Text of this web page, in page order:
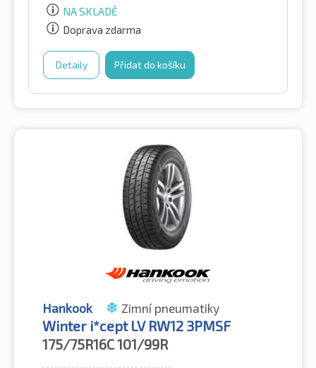
NA SKLADĚ
Doprava zdarma
Detaily Přidat do košíku
Hankook Zimní pneumatiky
Winter i*cept LV RW12 3PMSF
175/75R16C101/99R